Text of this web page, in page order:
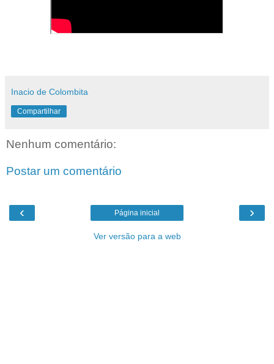
Inacio de Colombita
Compartilhar
Nenhum comentário:
Postar um comentário
‹ ›
Página inicial
Ver versão para a web